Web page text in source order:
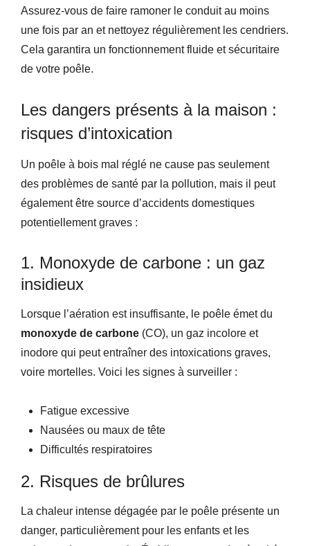
Assurez-vous de faire ramoner le conduit au moins
une fois par an et nettoyez régulièrement les cendriers.
Cela garantira un fonctionnement fluide et sécuritaire
de votre poêle.
Les dangers présents à la maison :
risques d’intoxication
Un poêle à bois mal réglé ne cause pas seulement
des problèmes de santé par la pollution, mais il peut
également être source d’accidents domestiques
potentiellement graves :
1. Monoxyde de carbone : un gaz
insidieux
Lorsque l’aération est insuffisante, le poêle émet du
monoxyde de carbone (CO), un gaz incolore et
inodore qui peut entraîner des intoxications graves,
voire mortelles. Voici les signes à surveiller :
Fatigue excessive
Nausées ou maux de tête
Difficultés respiratoires
2. Risques de brûlures
La chaleur intense dégagée par le poêle présente un
danger, particulièrement pour les enfants et les